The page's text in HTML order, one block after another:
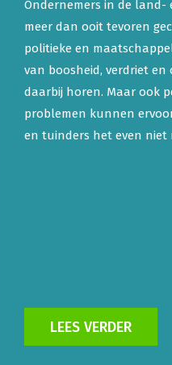
Ondernemers in de
meer dan ooit tevoren
politieke en
van boosheid, verdriet
daarbij horen. Maar ook
problemen kunnen
en tuinders het even niet
LEES VERDER